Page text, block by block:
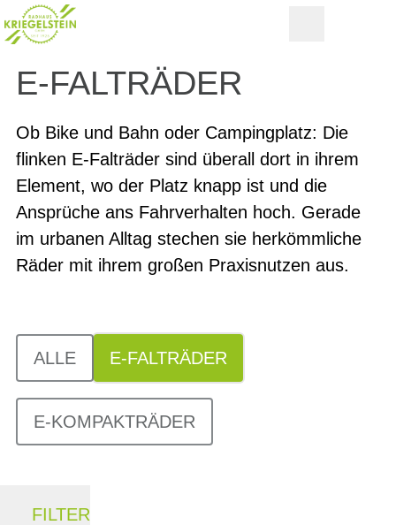
E-FALTRÄDER
Ob Bike und Bahn oder Campingplatz: Die
flinken E-Falträder sind überall dort in ihrem
Element, wo der Platz knapp ist und die
Ansprüche ans Fahrverhalten hoch. Gerade
im urbanen Alltag stechen sie herkömmliche
Räder mit ihrem großen Praxisnutzen aus.
ALLE E-FALTRÄDER
E-KOMPAKTRÄDER
FILTER